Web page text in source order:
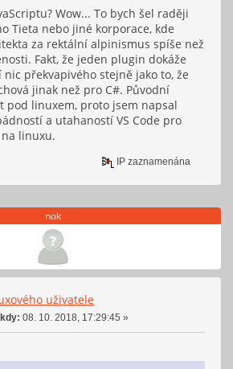
Wow... To bych šel raději
Tieta nebo jiné korporace, kde
za rektální alpinismus spíše než
Fakt, že jeden plugin dokáže
nic překvapivého stejně jako to, že
jinak než pro C#. Původní
pod linuxem, proto jsem napsal
a utahaností VS Code pro
linuxu.
IP zaznamenána
nok
uživatele
08. 10. 2018, 17:29:45 »